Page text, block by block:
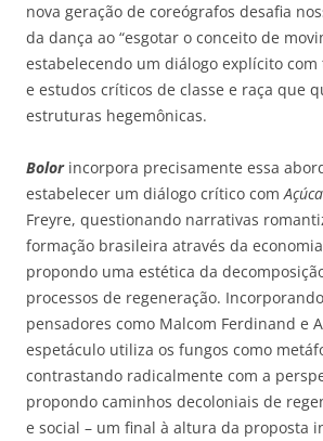
nova geração de coreógrafos desafia
da dança ao “esgotar o conceito de
estabelecendo um diálogo explícito
e estudos críticos de classe e raça que
estruturas hegemônicas.
Bolorincorpora precisamente essa
estabelecer um diálogo crítico com
Freyre, questionando narrativas
formação brasileira através da
propondo uma estética da
processos de regeneração.
pensadores como Malcom Ferdinand e
espetáculo utiliza os fungos como
contrastando radicalmente com a
propondo caminhos decoloniais de
e social – um final à altura da proposta